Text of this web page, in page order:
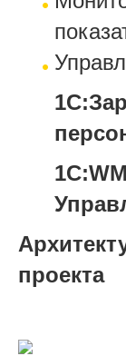
проекта